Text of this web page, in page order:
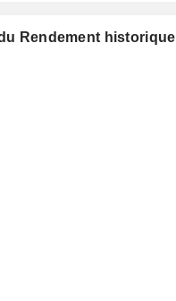
Rendement historique